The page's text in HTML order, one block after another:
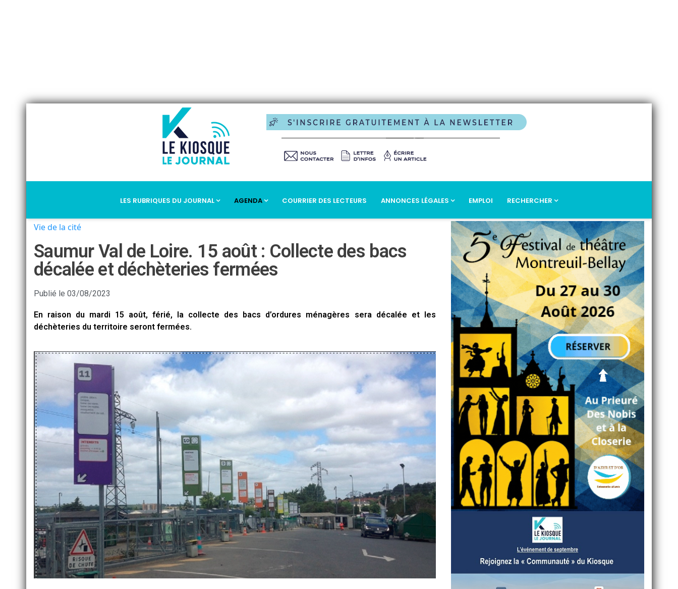
LES RUBRIQUES DU JOURNAL AGENDA COURRIER DES LECTEURS ANNONCES LÉGALES EMPLOI RECHERCHER
Vie de la cité
Saumur Val de Loire. 15 août : Collecte des bacs
décalée et déchèteries fermées
Publié le 03/08/2023
En raison du mardi 15 août, férié, la collecte des bacs d’ordures ménagères sera décalée et les
déchèteries du territoire seront fermées.